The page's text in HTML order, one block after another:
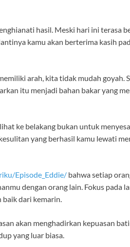
hasil. Meski hari ini terasa
kamu akan berterima kasih
arah, kita tidak mudah goyah.
itu menjadi bahan bakar yang
lihat ke belakang bukan untuk
yang berhasil kamu lewati
Episode_Eddie/ bahwa setiap
dengan orang lain. Fokus pada
baik dari kemarin.
akan menghadirkan kepuasan
yang luar biasa.